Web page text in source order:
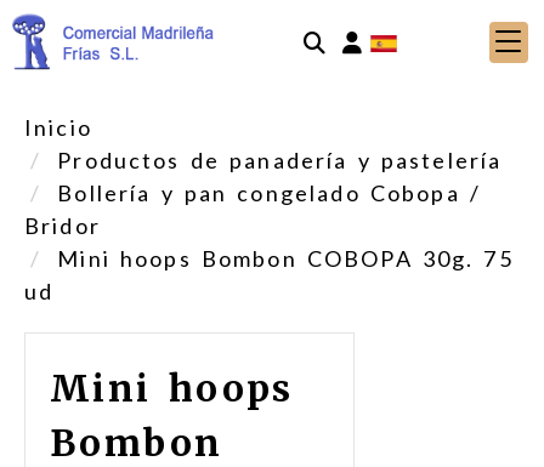
Identifícate
Inicio
Productos de panadería y pastelería
Bollería y pan congelado Cobopa /
Bridor
Mini hoops Bombon COBOPA 30g. 75
ud
Mini hoops
Bombon